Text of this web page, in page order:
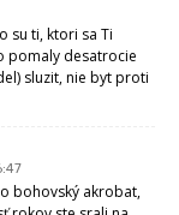
su ti, ktori sa Ti
pomaly desatrocie
sluzit, nie byt proti
bohovský akrobat,